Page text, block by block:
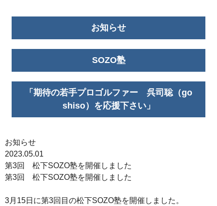
お知らせ
SOZO塾
「期待の若手プロゴルファー 呉司聡（go
shiso）を応援下さい」
お知らせ
2023.05.01
第3回 松下SOZO塾を開催しました
第3回 松下SOZO塾を開催しました
3月15日に第3回目の松下SOZO塾を開催しました。